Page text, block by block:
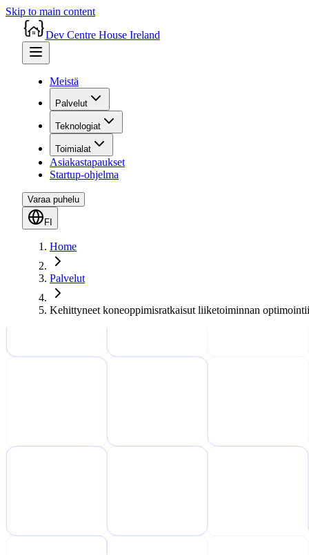
Skip to main content
Dev Centre House Ireland
Meistä
Palvelut
Teknologiat
Toimialat
Asiakastapaukset
Startup-ohjelma
Varaa puhelu
FI
Home
Palvelut
Kehittyneet koneoppimisratkaisut liiketoiminnan